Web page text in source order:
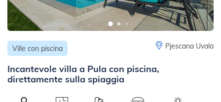
Ville con piscina Pjescana Uvala
Incantevole villa a Pula con piscina,
direttamente sulla spiaggia